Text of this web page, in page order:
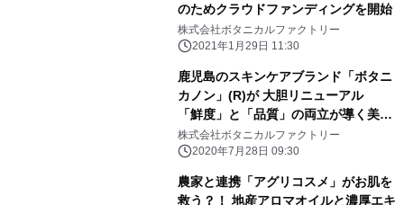
のためクラウドファンディングを開始
株式会社ボタニカルファクトリー
2021年1月29日 11:30
鹿児島のスキンケアブランド「ボタニ
カノン」(R)が 大胆リニューアル
「鮮度」と「品質」の両立が導く美肌
革命
株式会社ボタニカルファクトリー
2020年7月28日 09:30
農家と連携「アグリコスメ」がお肌を
救う？！ 地産アロマオイルと濃厚エキ